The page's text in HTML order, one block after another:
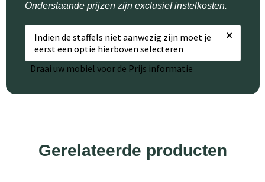
Onderstaande prijzen zijn exclusief instelkosten.
Indien de staffels niet aanwezig zijn moet je
eerst een optie hierboven selecteren
×
Draai uw mobiel voor de Prijs informatie
Gerelateerde producten